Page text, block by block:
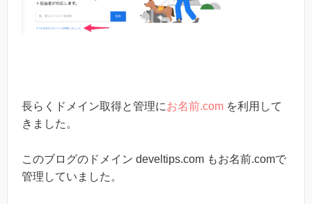
長らくドメイン取得と管理にお名前.com を利用して
きました。
このブログのドメイン develtips.com もお名前.comで
管理していました。